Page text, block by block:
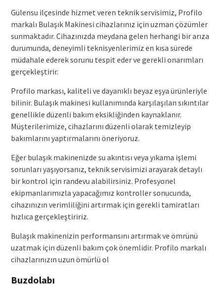
Gülensu ilçesinde hizmet veren teknik servisimiz, Profilo
markalı Bulaşık Makinesi cihazlarınız için uzman çözümler
sunmaktadır. Cihazınızda meydana gelen herhangi bir arıza
durumunda, deneyimli teknisyenlerimiz en kısa sürede
müdahale ederek sorunu tespit eder ve gerekli onarımları
gerçekleştirir.
Profilo markası, kaliteli ve dayanıklı beyaz eşya ürünleriyle
bilinir. Bulaşık makinesi kullanımında karşılaşılan sıkıntılar
genellikle düzenli bakım eksikliğinden kaynaklanır.
Müşterilerimize, cihazlarını düzenli olarak temizleyip
bakımlarını yaptırmalarını öneriyoruz.
Eğer bulaşık makinenizde su akıntısı veya yıkama işlemi
sorunları yaşıyorsanız, teknik servisimizi arayarak detaylı
bir kontrol için randevu alabilirsiniz. Profesyonel
ekipmanlarımızla yapacağımız kontroller sonucunda,
cihazınızın verimliliğini artırmak için gerekli tamiratları
hızlıca gerçekleştiririz.
Bulaşık makinenizin performansını artırmak ve ömrünü
uzatmak için düzenli bakım çok önemlidir. Profilo markalı
cihazlarınızın uzun ömürlü ol
Buzdolabı